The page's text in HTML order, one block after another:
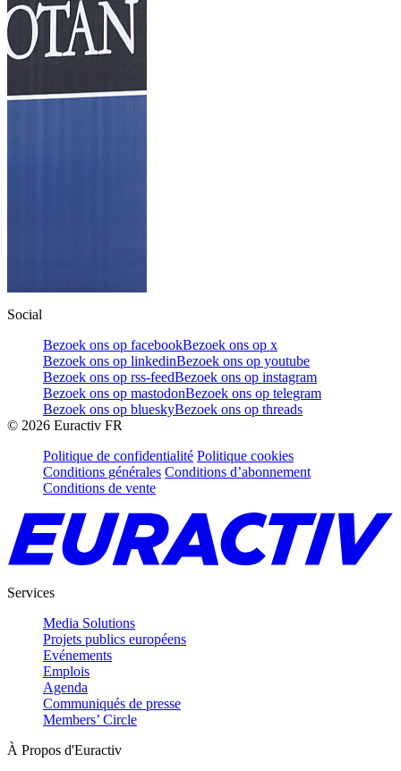
Social
Bezoek ons op facebookBezoek ons op x
Bezoek ons op linkedinBezoek ons op youtube
Bezoek ons op rss-feedBezoek ons op instagram
Bezoek ons op mastodonBezoek ons op telegram
Bezoek ons op blueskyBezoek ons op threads
© 2026 Euractiv FR
Politique de confidentialité Politique cookies
Conditions générales Conditions d’abonnement
Conditions de vente
Services
Media Solutions
Projets publics européens
Evénements
Emplois
Agenda
Communiqués de presse
Members’ Circle
À Propos d'Euractiv